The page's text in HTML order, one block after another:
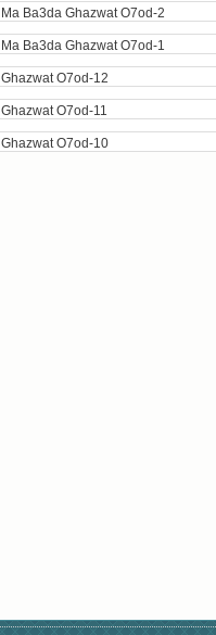
Ma Ba3da Ghazwat O7od-2
Ma Ba3da Ghazwat O7od-1
Ghazwat O7od-12
Ghazwat O7od-11
Ghazwat O7od-10